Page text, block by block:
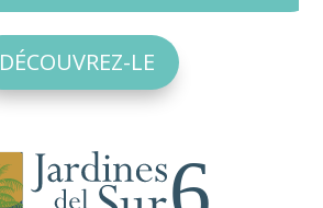
DÉCOUVREZ-LE